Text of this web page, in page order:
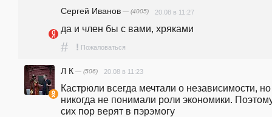
Сергей Иванов — (4005) 20.08 в 11:27
да и член бы с вами, хряками
# ! Пожаловаться
Л К — (506) 20.08 в 11:23
Кастрюли всегда мечтали о независимости, но
никогда не понимали роли экономики.
сих пор верят в пэрэмогу